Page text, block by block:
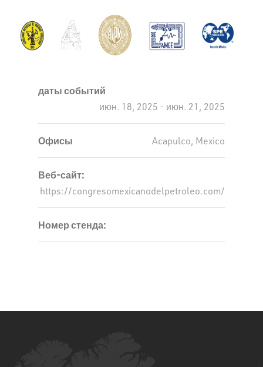
даты событий
июн. 18, 2025 - июн. 21, 2025
Офисы Acapulco, Mexico
Веб-сайт:
https://congresomexicanodelpetroleo.com/
Номер стенда: